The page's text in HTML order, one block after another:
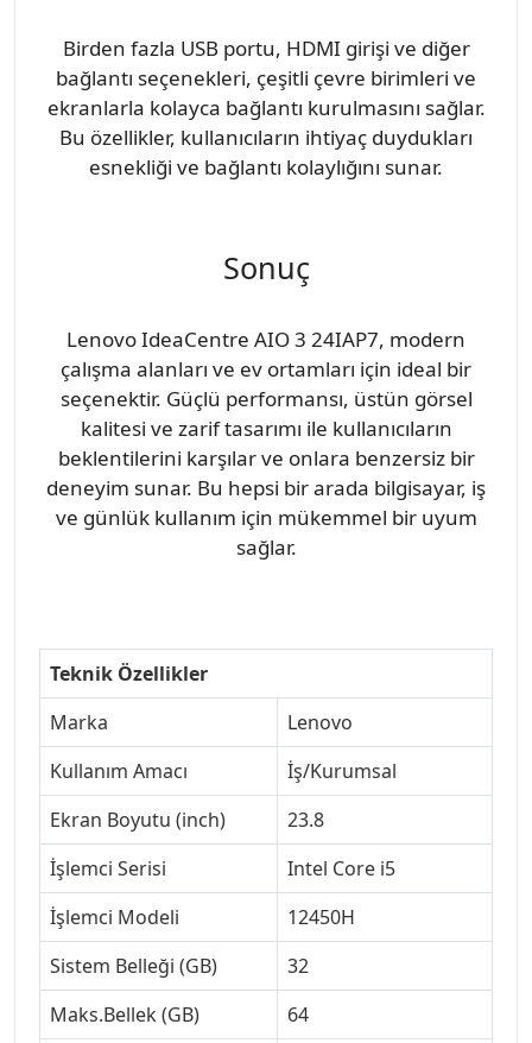
Birden fazla USB portu, HDMI girişi ve diğer
bağlantı seçenekleri, çeşitli çevre birimleri ve
ekranlarla kolayca bağlantı kurulmasını sağlar.
Bu özellikler, kullanıcıların ihtiyaç duydukları
esnekliği ve bağlantı kolaylığını sunar.
Sonuç
Lenovo IdeaCentre AIO 3 24IAP7, modern
çalışma alanları ve ev ortamları için ideal bir
seçenektir. Güçlü performansı, üstün görsel
kalitesi ve zarif tasarımı ile kullanıcıların
beklentilerini karşılar ve onlara benzersiz bir
deneyim sunar. Bu hepsi bir arada bilgisayar, iş
ve günlük kullanım için mükemmel bir uyum
sağlar.
Teknik Özellikler
Marka
Lenovo
Kullanım Amacı
İş/Kurumsal
Ekran Boyutu (inch)
23.8
İşlemci Serisi
Intel Core i5
İşlemci Modeli
12450H
Sistem Belleği (GB)
32
Maks.Bellek (GB)
64